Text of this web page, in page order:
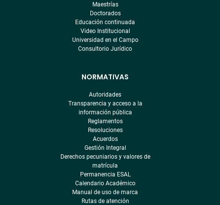
Maestrías
Doctorados
Educación continuada
Video Institucional
Universidad en el Campo
Consultorio Jurídico
NORMATIVAS
Autoridades
Transparencia y acceso a la
información pública
Reglamentos
Resoluciones
Acuerdos
Gestión Integral
Derechos pecuniarios y valores de
matrícula
Permanencia ESAL
Calendario Académico
Manual de uso de marca
Rutas de atención